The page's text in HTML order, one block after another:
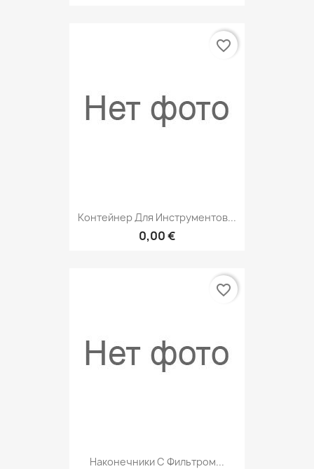
Контейнер Для Инструментов...
0,00 €
favorite_border
Наконечники С Фильтром...
favorite_border